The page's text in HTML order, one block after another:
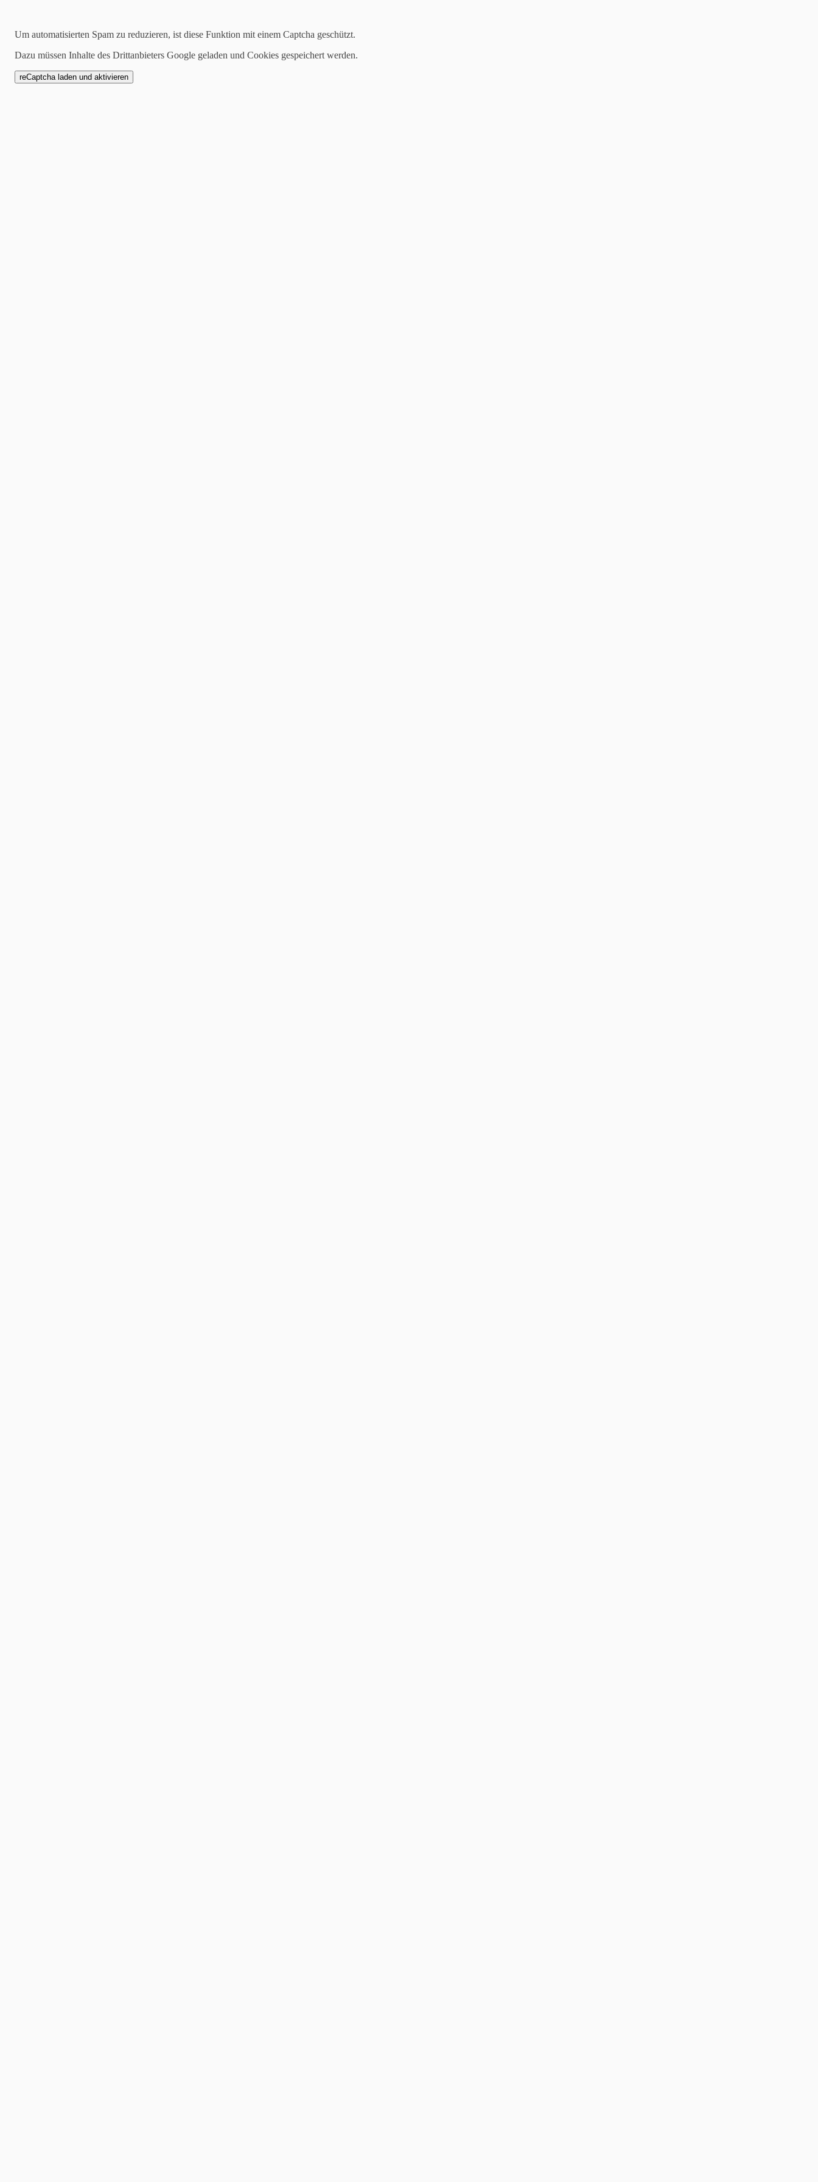
Komplett-Kartenset Geteilte Freude … noch mehr Karten
Hier habe ich noch einmal drei Karten für euch. Einfach so, zur Inspiration:
Um automatisierten Spam zu reduzieren, ist diese Funktion mit einem Captcha geschützt.
Dazu müssen Inhalte des Drittanbieters Google geladen und Cookies gespeichert werden.